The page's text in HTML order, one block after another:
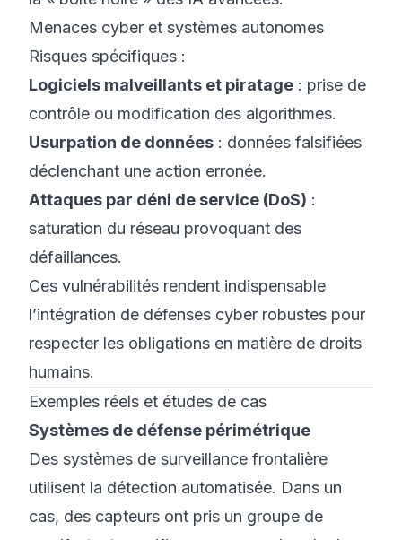
Menaces cyber et systèmes autonomes
Risques spécifiques :
Logiciels malveillants et piratage : prise de
contrôle ou modification des algorithmes.
Usurpation de données : données falsifiées
déclenchant une action erronée.
Attaques par déni de service (DoS) :
saturation du réseau provoquant des
défaillances.
Ces vulnérabilités rendent indispensable
l’intégration de défenses cyber robustes pour
respecter les obligations en matière de droits
humains.
Exemples réels et études de cas
Systèmes de défense périmétrique
Des systèmes de surveillance frontalière
utilisent la détection automatisée. Dans un
cas, des capteurs ont pris un groupe de